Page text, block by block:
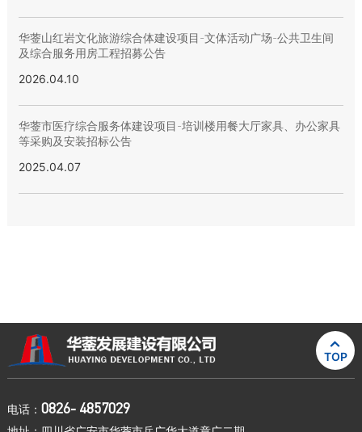
华蓥山红岩文化旅游综合体建设项目-文体活动广场-公共卫生间
及综合服务用房工程招募公告
2026.04.10
华蓥市医疗综合服务体建设项目-培训楼用餐大厅家具、办公家具
等采购及安装招标公告
2025.04.07

TOP
电话： 0826- 4857029